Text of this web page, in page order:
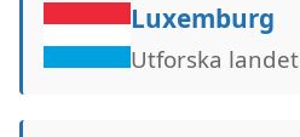
Luxemburg
Utforska landet